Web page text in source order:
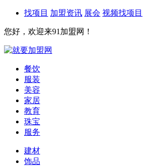
找项目 加盟资讯 展会 视频找项目
您好，欢迎来91加盟网！
餐饮
服装
美容
家居
教育
珠宝
服务
建材
饰品